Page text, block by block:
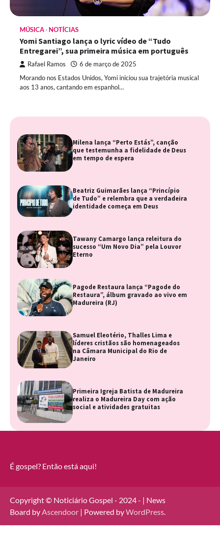
MÚSICA NOTÍCIAS
Yomi Santiago lança o lyric vídeo de “Tudo
Entregarei”, sua primeira música em português
Rafael Ramos 6 de março de 2025
Morando nos Estados Unidos, Yomi iniciou sua trajetória musical
aos 13 anos, cantando em espanhol…
Milena lança “Perto Estás”, canção
que testemunha a fidelidade de Deus
em tempo de espera
Beatriz Guimarães lança “Princípio
de Tudo” e relembra que a verdadeira
identidade começa em Deus
Tawany Camargo lança releitura do
sucesso “Um Novo Dia” pela Louvor
Eterno
Pagode Restaura lança “Pagode do
Restaura”, álbum gravado ao vivo em
Madureira (RJ)
Samuel Eleotério, Thalles Lima e
líderes cristãos são homenageados
na Câmara Municipal do Rio de
Janeiro
Primeira Igreja Batista de Madureira
realiza o Madureira Day com ação
social e atividades gratuitas
É gospel? Então está aqui!
Copyright © Noticiário Gospel - 2024 - | News
Board byAscendoor | Powered byWordPress.